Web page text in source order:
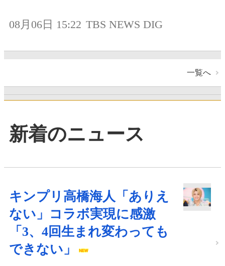
08月06日 15:22 TBS NEWS DIG
一覧へ
新着のニュース
キンプリ高橋海人「ありえ
ない」コラボ実現に感激
「3、4回生まれ変わっても
できない」